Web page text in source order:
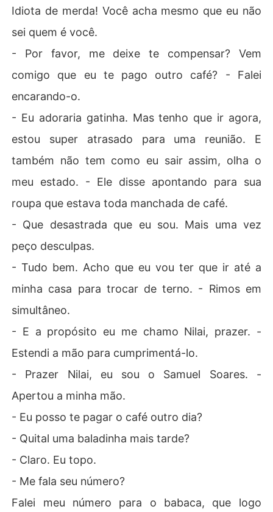
Idiota de merda! Você acha mesmo que eu não
sei quem é você.
- Por favor, me deixe te compensar? Vem
comigo que eu te pago outro café? - Falei
encarando-o.
- Eu adoraria gatinha. Mas tenho que ir agora,
estou super atrasado para uma reunião. E
também não tem como eu sair assim, olha o
meu estado. - Ele disse apontando para sua
roupa que estava toda manchada de café.
- Que desastrada que eu sou. Mais uma vez
peço desculpas.
- Tudo bem. Acho que eu vou ter que ir até a
minha casa para trocar de terno. - Rimos em
simultâneo.
- E a propósito eu me chamo Nilai, prazer. -
Estendi a mão para cumprimentá-lo.
- Prazer Nilai, eu sou o Samuel Soares. -
Apertou a minha mão.
- Eu posso te pagar o café outro dia?
- Quital uma baladinha mais tarde?
- Claro. Eu topo.
- Me fala seu número?
Falei meu número para o babaca, que logo